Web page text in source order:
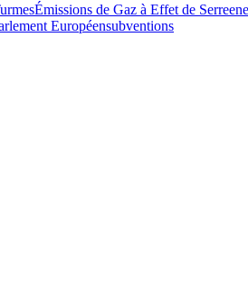
Émissions de Gaz à Effet de Serre
Européensubventions